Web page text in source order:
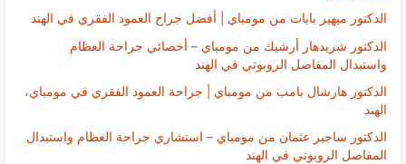
الدكتور ميهير بابات من مومباي | أفضل جراح العمود الفقري في الهند
الدكتور شريدهار أرشيك من مومباي – أخصائي جراحة العظام
واستبدال المفاصل الروبوتي في الهند
الدكتور هارشال بامب من مومباي | جراحة العمود الفقري في مومباي،
الهند
الدكتور ساجير عثمان من مومباي – استشاري جراحة العظام واستبدال
المفاصل الروبوتي في الهند